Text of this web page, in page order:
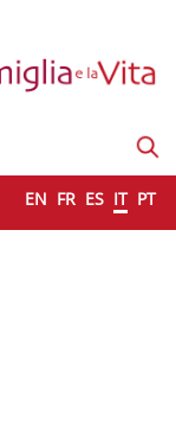
EN FR ES IT PT